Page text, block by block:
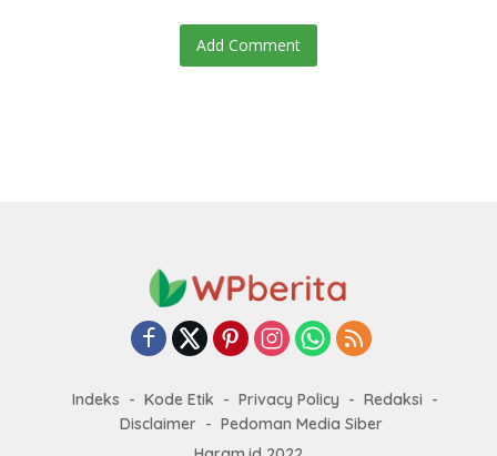
Add Comment
Indeks Kode Etik Privacy Policy
Redaksi
Disclaimer
Pedoman Media Siber